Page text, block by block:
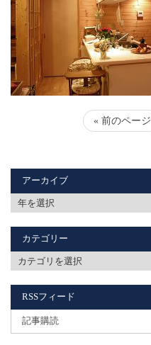
« 前のページ
アーカイブ
カテゴリー
RSSフィード
記事購読